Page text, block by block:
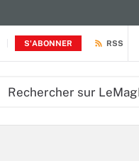
S'ABONNER RSS